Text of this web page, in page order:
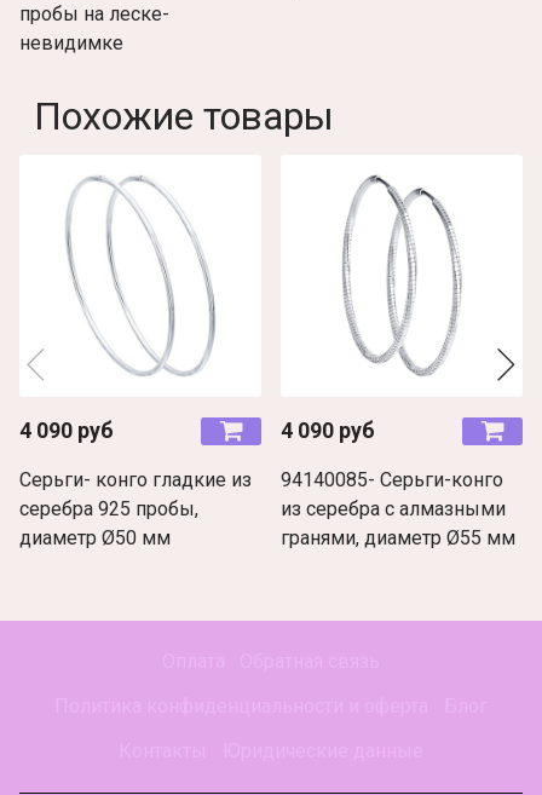
пробы на леске-
невидимке
Похожие товары
4 090 руб
Серьги- конго гладкие из
серебра 925 пробы,
диаметр Ø50 мм
4 090 руб
94140085- Серьги-конго
из серебра с алмазными
гранями, диаметр Ø55 мм